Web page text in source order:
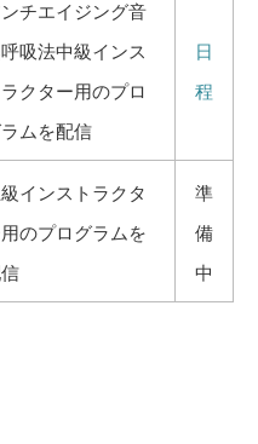
チエイジング音
吸法中級インス
ラクター用のプロ
ムを配信
日
程
級インストラクタ
のプログラムを
準
備
中